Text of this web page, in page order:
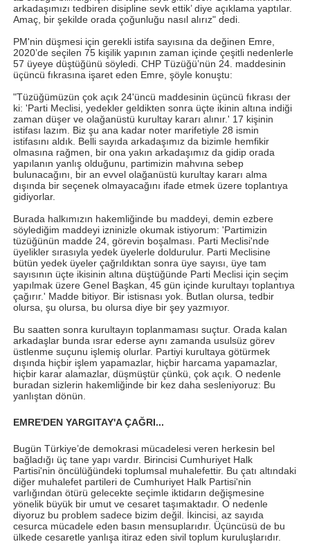
arkadaşımızı tedbiren disipline sevk ettik’ diye açıklama yaptılar.
Amaç, bir şekilde orada çoğunluğu nasıl alırız" dedi.
PM'nin düşmesi için gerekli istifa sayısına da değinen Emre,
2020’de seçilen 75 kişilik yapının zaman içinde çeşitli nedenlerle
57 üyeye düştüğünü söyledi. CHP Tüzüğü’nün 24. maddesinin
üçüncü fıkrasına işaret eden Emre, şöyle konuştu:
"Tüzüğümüzün çok açık 24'üncü maddesinin üçüncü fıkrası der
ki: 'Parti Meclisi, yedekler geldikten sonra üçte ikinin altına indiği
zaman düşer ve olağanüstü kurultay kararı alınır.' 17 kişinin
istifası lazım. Biz şu ana kadar noter marifetiyle 28 ismin
istifasını aldık. Belli sayıda arkadaşımız da bizimle hemfikir
olmasına rağmen, bir ona yakın arkadaşımız da gidip orada
yapılanın yanlış olduğunu, partimizin mahvına sebep
bulunacağını, bir an evvel olağanüstü kurultay kararı alma
dışında bir seçenek olmayacağını ifade etmek üzere toplantıya
gidiyorlar.
Burada halkımızın hakemliğinde bu maddeyi, demin ezbere
söylediğim maddeyi izninizle okumak istiyorum: 'Partimizin
tüzüğünün madde 24, görevin boşalması. Parti Meclisi'nde
üyelikler sırasıyla yedek üyelerle doldurulur. Parti Meclisine
bütün yedek üyeler çağrıldıktan sonra üye sayısı, üye tam
sayısının üçte ikisinin altına düştüğünde Parti Meclisi için seçim
yapılmak üzere Genel Başkan, 45 gün içinde kurultayı toplantıya
çağırır.' Madde bitiyor. Bir istisnası yok. Butlan olursa, tedbir
olursa, şu olursa, bu olursa diye bir şey yazmıyor.
Bu saatten sonra kurultayın toplanmaması suçtur. Orada kalan
arkadaşlar bunda ısrar ederse aynı zamanda usulsüz görev
üstlenme suçunu işlemiş olurlar. Partiyi kurultaya götürmek
dışında hiçbir işlem yapamazlar, hiçbir harcama yapamazlar,
hiçbir karar alamazlar, düşmüştür çünkü, çok açık. O nedenle
buradan sizlerin hakemliğinde bir kez daha sesleniyoruz: Bu
yanlıştan dönün.
EMRE'DEN YARGITAY'A ÇAĞRI...
Bugün Türkiye’de demokrasi mücadelesi veren herkesin bel
bağladığı üç tane yapı vardır. Birincisi Cumhuriyet Halk
Partisi'nin öncülüğündeki toplumsal muhalefettir. Bu çatı altındaki
diğer muhalefet partileri de Cumhuriyet Halk Partisi'nin
varlığından ötürü gelecekte seçimle iktidarın değişmesine
yönelik büyük bir umut ve cesaret taşımaktadır. O nedenle
diyoruz bu problem sadece bizim değil. İkincisi, az sayıda
cesurca mücadele eden basın mensuplarıdır. Üçüncüsü de bu
ülkede cesaretle yanlışa itiraz eden sivil toplum kuruluşlarıdır.